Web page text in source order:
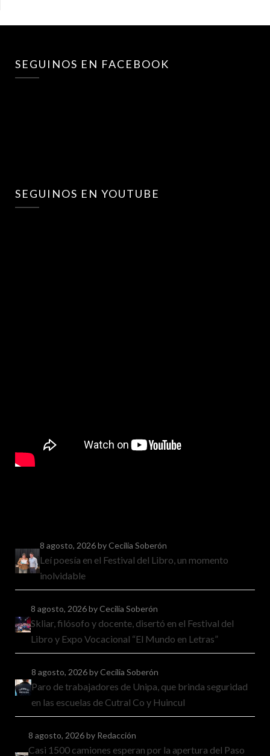
SEGUINOS EN FACEBOOK
SEGUINOS EN YOUTUBE
8 agosto, 2026by Cecilia Soberón
Leí poesía en el Festival del Libro, un momento
inolvidable
8 agosto, 2026by Cecilia Soberón
Skliar, filósofo y docente, disertó en el Festival del
Libro y Expo Vocacional “El Mundo en Letras”
8 agosto, 2026by Cecilia Soberón
Paro de trabajadores de Unipa, que brinda seguridad
en las escuelas de Cutral Co y Huincul
8 agosto, 2026by Redacción
Casi 1500 camiones esperan por la apertura del Paso